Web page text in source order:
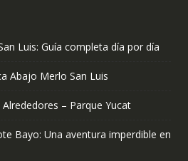
Luis: Guía completa día por día
Abajo Merlo San Luis
– Parque Yucat
Bayo: Una aventura imperdible en